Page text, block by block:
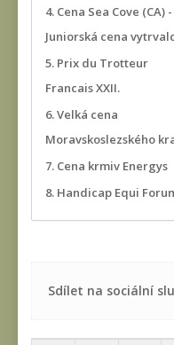
4. Cena Sea Cove (CA) -
Juniorská cena
5. Prix du Trotteur
Francais XXII.
6. Velká cena
Moravskoslezského
7. Cena krmiv Energys
8. Handicap Equi
Sdílet na sociální